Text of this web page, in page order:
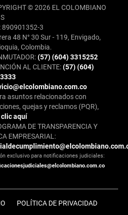
© 2026 EL COLOMBIANO
890901352-3
48 N° 30 Sur - 119, Envigado,
Colombia.
(57) (604) 3315252
AL CLIENTE:(57) (604)
asuntos relacionados con
quejas y reclamos (PQR),
clic aquí
DE TRANSPARENCIA Y
EMPRESARIAL:
exclusivo para notificaciones judiciales:
POLÍTICA DE PRIVACIDAD